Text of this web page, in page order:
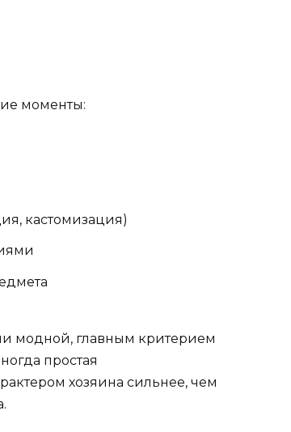
моменты:
кастомизация)
модной, главным критерием
простая
хозяина сильнее, чем